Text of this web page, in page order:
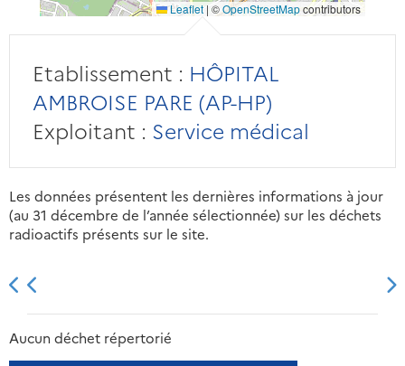
Leaflet | ©OpenStreetMapcontributors
Etablissement : HÔPITAL
AMBROISE PARE (AP-HP)
Exploitant : Service médical
Les données présentent les dernières informations à jour
(au 31 décembre de l’année sélectionnée) sur les déchets
radioactifs présents sur le site.
2013 2014
Aucun déchet répertorié